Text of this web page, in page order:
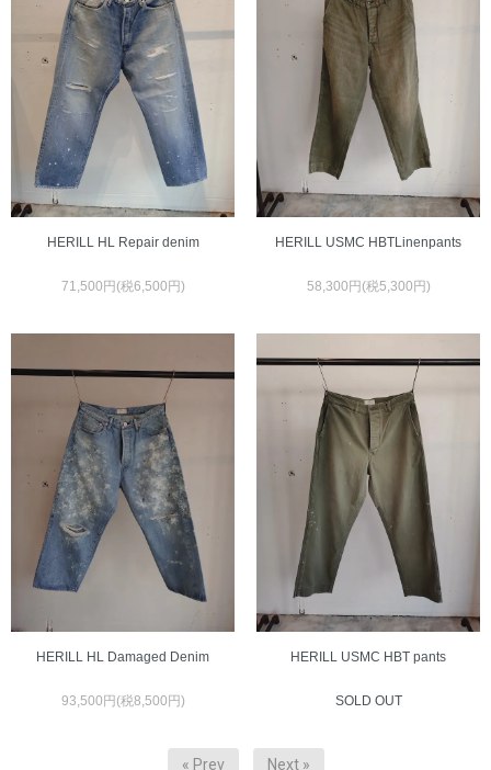
HERILL HL Repair denim
71,500円(税6,500円)
HERILL USMC HBTLinenpants
58,300円(税5,300円)
HERILL HL Damaged Denim
93,500円(税8,500円)
HERILL USMC HBT pants
SOLD OUT
« Prev Next »